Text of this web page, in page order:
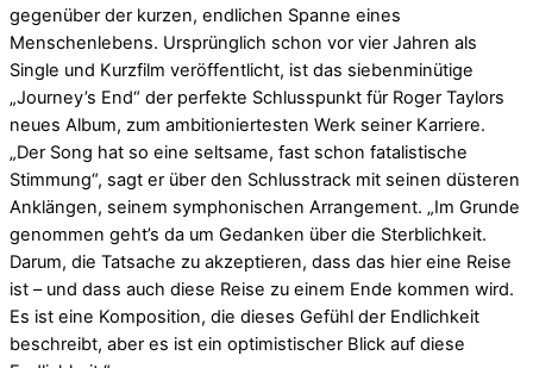
gegenüber der kurzen, endlichen Spanne eines
Menschenlebens. Ursprünglich schon vor vier Jahren als
Single und Kurzfilm veröffentlicht, ist das siebenminütige
„Journey’s End“ der perfekte Schlusspunkt für Roger Taylors
neues Album, zum ambitioniertesten Werk seiner Karriere.
„Der Song hat so eine seltsame, fast schon fatalistische
Stimmung“, sagt er über den Schlusstrack mit seinen düsteren
Anklängen, seinem symphonischen Arrangement. „Im Grunde
genommen geht’s da um Gedanken über die Sterblichkeit.
Darum, die Tatsache zu akzeptieren, dass das hier eine Reise
ist – und dass auch diese Reise zu einem Ende kommen wird.
Es ist eine Komposition, die dieses Gefühl der Endlichkeit
beschreibt, aber es ist ein optimistischer Blick auf diese